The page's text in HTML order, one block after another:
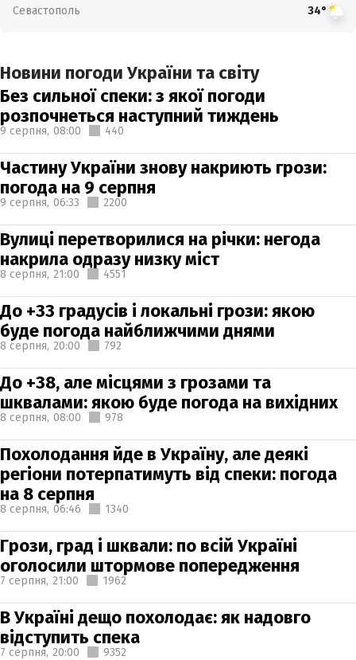
Севастополь 34°
Новини погоди України та світу
Без сильної спеки: з якої погоди
розпочнеться наступний тиждень
9 серпня, 08:00 440
Частину України знову накриють грози:
погода на 9 серпня
9 серпня, 06:33 2200
Вулиці перетворилися на річки: негода
накрила одразу низку міст
8 серпня, 21:00 4551
До +33 градусів і локальні грози: якою
буде погода найближчими днями
8 серпня, 20:00 792
До +38, але місцями з грозами та
шквалами: якою буде погода на вихідних
8 серпня, 08:00 978
Похолодання йде в Україну, але деякі
регіони потерпатимуть від спеки: погода
на 8 серпня
8 серпня, 06:46 1340
Грози, град і шквали: по всій Україні
оголосили штормове попередження
7 серпня, 21:00 1962
В Україні дещо похолодає: як надовго
відступить спека
7 серпня, 20:00 9352